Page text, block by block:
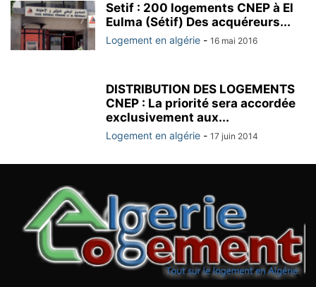
Setif : 200 logements CNEP à El
Eulma (Sétif) Des acquéreurs...
Logement en algérie - 16 mai 2016
DISTRIBUTION DES LOGEMENTS
CNEP : La priorité sera accordée
exclusivement aux...
Logement en algérie - 17 juin 2014